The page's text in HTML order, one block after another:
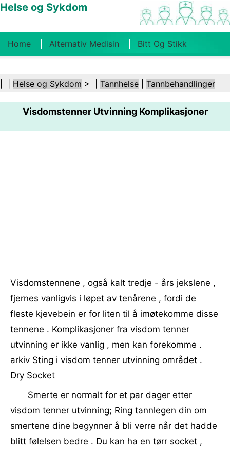
Helse og Sykdom
Home Alternativ Medisin Bitt Og Stikk
Kosthold Og Ernæring Familiehelse
Helsebransjen Psykisk Helse Folkehelse Og
Sikkerhet Kirurgi Og Prosedyrer Helse
Helse og Sykdom > | Tannhelse Tannbehandlinger
Visdomstenner Utvinning Komplikasjoner
Visdomstennene , også kalt tredje - års jekslene ,
fjernes vanligvis i løpet av tenårene , fordi de
fleste kjevebein er for liten til å imøtekomme disse
tennene . Komplikasjoner fra visdom tenner
utvinning er ikke vanlig , men kan forekomme .
arkiv Sting i visdom tenner utvinning området .
Dry Socket
Smerte er normalt for et par dager etter
visdom tenner utvinning; Ring tannlegen din om
smertene dine begynner å bli verre når det hadde
blitt følelsen bedre . Du kan ha en tørr socket ,